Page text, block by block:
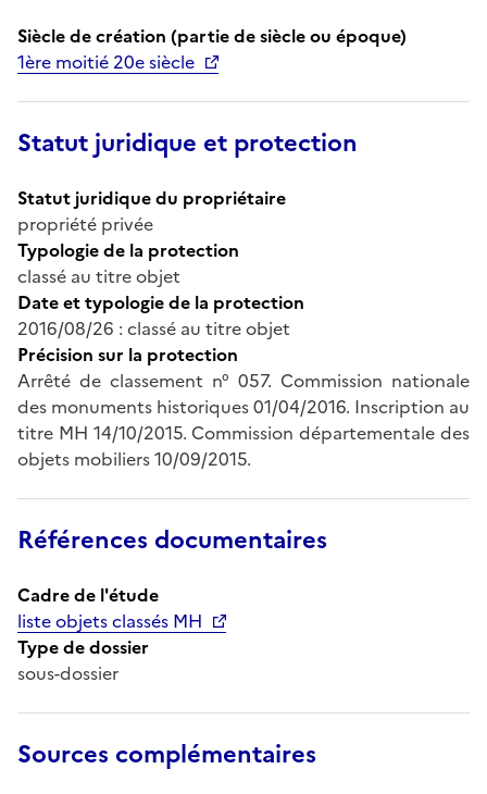
Siècle de création (partie de siècle ou époque)
1ère moitié 20e siècle
Statut juridique et protection
Statut juridique du propriétaire
propriété privée
Typologie de la protection
classé au titre objet
Date et typologie de la protection
2016/08/26 : classé au titre objet
Précision sur la protection
Arrêté de classement n° 057. Commission nationale
des monuments historiques 01/04/2016. Inscription au
titre MH 14/10/2015. Commission départementale des
objets mobiliers 10/09/2015.
Références documentaires
Cadre de l'étude
liste objets classés MH
Type de dossier
sous-dossier
Sources complémentaires